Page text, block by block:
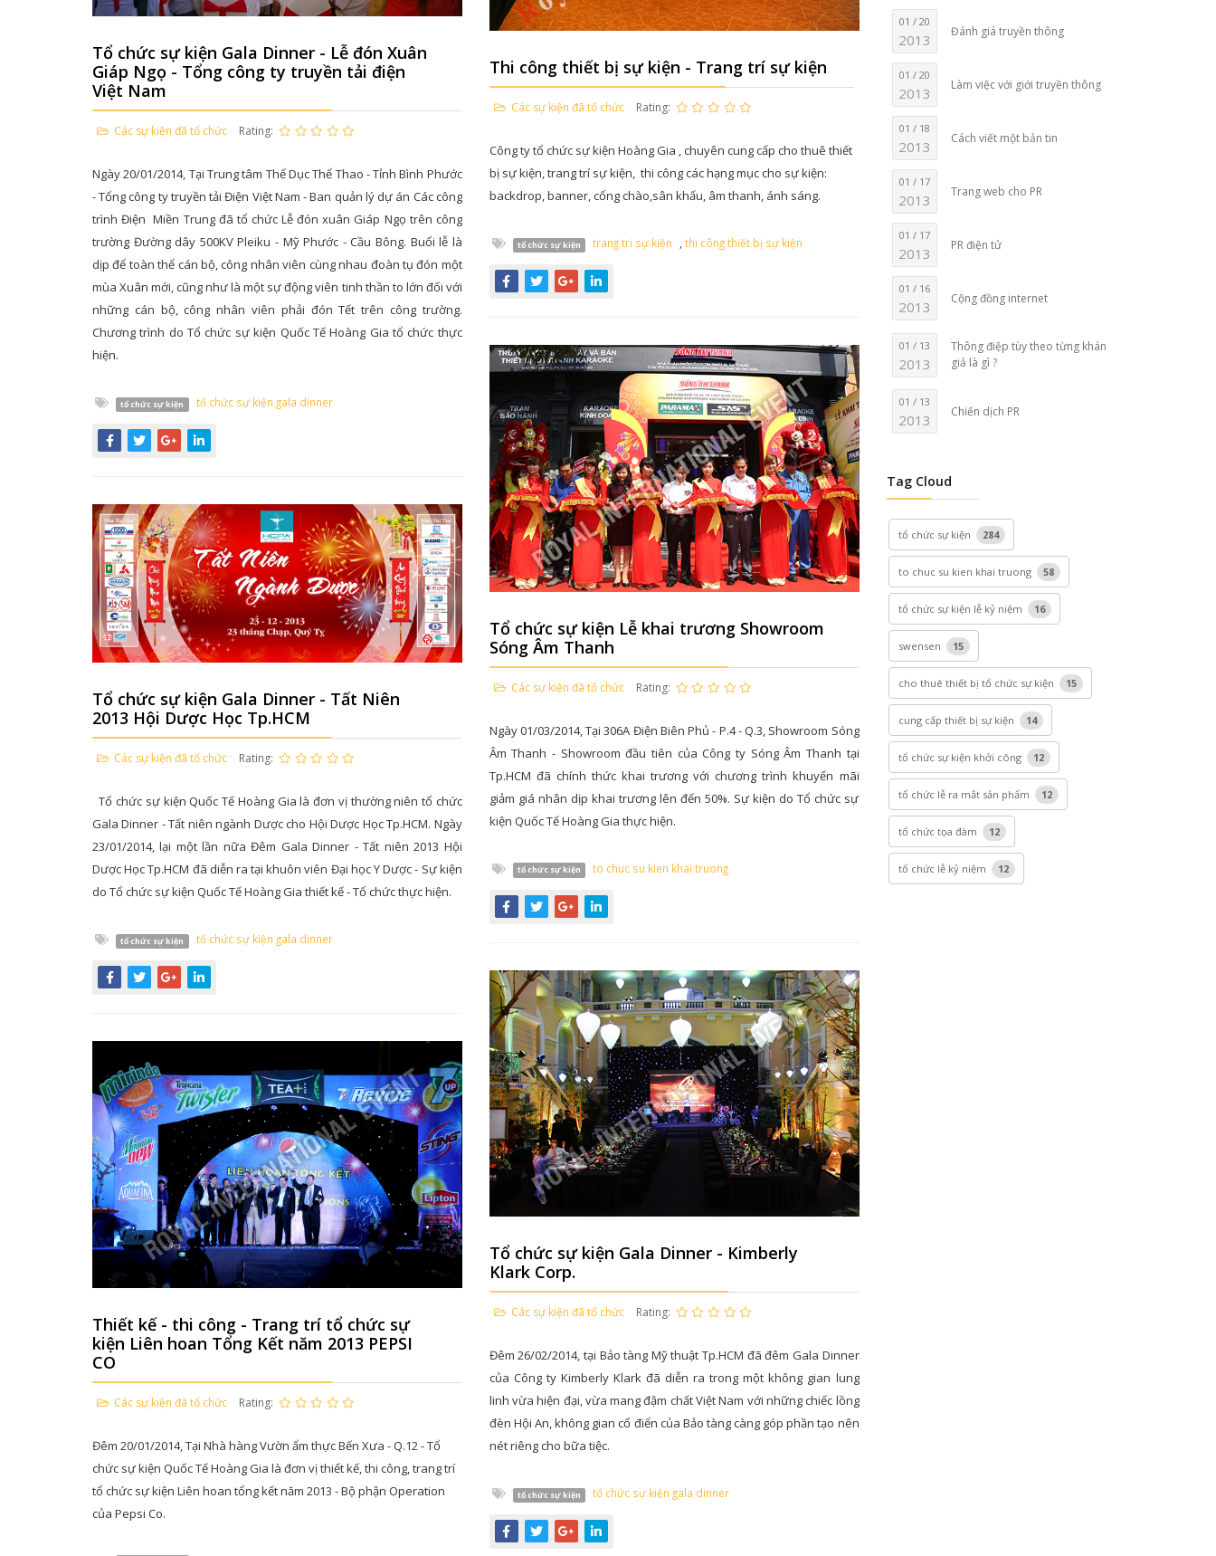
Thi công thiết bị sự kiện - Trang trí sự kiện
Các sự kiện đã tổ chức Rating:
Công ty tổ chức sự kiện Hoàng Gia , chuyên cung cấp cho thuê thiết
bị sự kiện, trang trí sự kiện, thi công các hạng mục cho sự kiện:
backdrop, banner, cổng chào,sân khấu, âm thanh, ánh sáng.
tổ chức sự kiện trang tri sự kiện ,thi công thiết bị sự kiện
Tổ chức sự kiện Gala Dinner - Lễ đón Xuân
Giáp Ngọ - Tổng công ty truyền tải điện
Việt Nam
Các sự kiện đã tổ chức Rating:
Ngày 20/01/2014, Tại Trung tâm Thể Dục Thể Thao - Tỉnh Bình Phước
- Tổng công ty truyền tải Điện Việt Nam - Ban quản lý dự án Các công
trình Điện Miền Trung đã tổ chức Lễ đón xuân Giáp Ngọ trên công
trường Đường dây 500KV Pleiku - Mỹ Phước - Cầu Bông. Buổi lễ là
dịp để toàn thể cán bộ, công nhân viên cùng nhau đoàn tụ đón một
mùa Xuân mới, cũng như là một sự động viên tinh thần to lớn đối với
những cán bộ, công nhân viên phải đón Tết trên công trường.
Chương trình do Tổ chức sự kiện Quốc Tế Hoàng Gia tổ chức thực
hiện.
tổ chức sự kiện tổ chức sự kiện gala dinner
Tổ chức sự kiện Lễ khai trương Showroom
Sóng Âm Thanh
Các sự kiện đã tổ chức Rating:
Ngày 01/03/2014, Tại 306A Điện Biên Phủ - P.4 - Q.3, Showroom Sóng
Âm Thanh - Showroom đầu tiên của Công ty Sóng Âm Thanh tại
Tp.HCM đã chính thức khai trương với chương trình khuyến mãi
giảm giá nhân dịp khai trương lên đến 50%. Sự kiện do Tổ chức sự
kiện Quốc Tế Hoàng Gia thực hiện.
tổ chức sự kiện to chuc su kien khai truong
Tổ chức sự kiện Gala Dinner - Tất Niên
2013 Hội Dược Học Tp.HCM
Các sự kiện đã tổ chức Rating:
Tổ chức sự kiện Quốc Tế Hoàng Gia là đơn vị thường niên tổ chức
Gala Dinner - Tất niên ngành Dược cho Hội Dược Học Tp.HCM. Ngày
23/01/2014, lại một lần nữa Đêm Gala Dinner - Tất niên 2013 Hội
Dược Học Tp.HCM đã diễn ra tại khuôn viên Đại học Y Dược - Sự kiện
do Tổ chức sự kiện Quốc Tế Hoàng Gia thiết kế - Tổ chức thực hiện.
tổ chức sự kiện tổ chức sự kiện gala dinner
Tổ chức sự kiện Gala Dinner - Kimberly
Klark Corp.
Các sự kiện đã tổ chức Rating:
Đêm 26/02/2014, tại Bảo tàng Mỹ thuật Tp.HCM đã đêm Gala Dinner
của Công ty Kimberly Klark đã diễn ra trong một không gian lung
linh vừa hiện đại, vừa mang đậm chất Việt Nam với những chiếc lồng
đèn Hội An, không gian cổ điển của Bảo tàng càng góp phần tạo nên
nét riêng cho bữa tiệc.
tổ chức sự kiện tổ chức sự kiện gala dinner
Thiết kế - thi công - Trang trí tổ chức sự
kiện Liên hoan Tổng Kết năm 2013 PEPSI
CO
Các sự kiện đã tổ chức Rating:
Đêm 20/01/2014, Tại Nhà hàng Vườn ẩm thực Bến Xưa - Q.12 - Tổ
chức sự kiện Quốc Tế Hoàng Gia là đơn vị thiết kế, thi công, trang trí
tổ chức sự kiện Liên hoan tổng kết năm 2013 - Bộ phận Operation
của Pepsi Co.
01 / 20
2013 Đánh giá truyền thông
01 / 20
2013 Làm việc với giới truyền thông
01 / 18
2013 Cách viết một bản tin
01 / 17
2013 Trang web cho PR
01 / 17
2013 PR điện tử
01 / 16
2013 Cộng đồng internet
01 / 13
2013
Thông điệp tùy theo từng khán
giả là gì ?
01 / 13
2013 Chiến dịch PR
Tag Cloud
tổ chức sự kiện 284
to chuc su kien khai truong 58
tổ chức sự kiện lễ kỷ niệm 16
swensen 15
cho thuê thiết bị tổ chức sự kiện 15
cung cấp thiết bị sự kiện 14
tổ chức sự kiện khởi công 12
tổ chức lễ ra mắt sản phẩm 12
tổ chức tọa đàm 12
tổ chức lễ kỷ niệm 12